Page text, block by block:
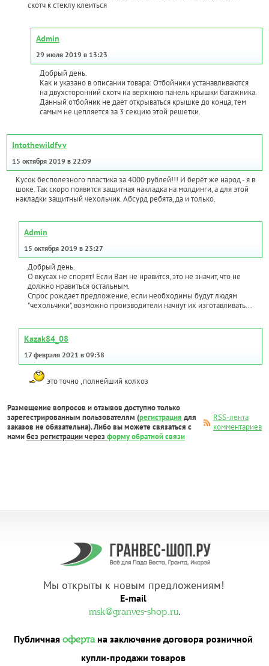
скотч к стеклу клеиться
Admin
29 июля 2019 в 13:23
Добрый день.
Как и указано в описании товара: Отбойники устанавливаются
на двухсторонний скотч на верхнюю панель крышки багажника.
Данный отбойник не дает открываться крышке до конца, тем
самым не цепляется за 3 секцию этой решетки.
Intothewildfvv
15 октября 2019 в 22:09
Кусок бесполезного пластика за 4000 рублей!!! И берёт же народ - я в
шоке. Так скоро появится защитная накладка на молдинги, а для этой
накладки защитный чехольчик. Абсурд ребята, да и только.
Admin
15 октября 2019 в 23:27
Добрый день.
О вкусах не спорят! Если Вам не нравится, это не значит, что не
должно нравиться остальным.
Спрос рождает предложение, если необходимы будут людям
"чехольчики", возможно производители начнут их изготавливать...
Kazak84_08
17 февраля 2021 в 09:38
это точно ,полнейший колхоз
Размещение вопросов и отзывов доступно только
зарегестрированным пользователям (регистрация для
заказов не обязательна). Либо вы можете связаться с
намибез регистрации через форму обратной связи
RSS-лента
комментариев
Мы открыты к новым предложениям!
E-mail
msk@granves-shop.ru.
Публичная офертана заключение договора розничной
купли-продажи товаров